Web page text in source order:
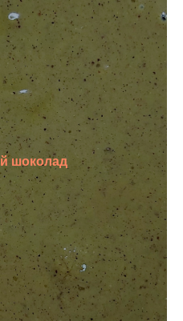
шоколад